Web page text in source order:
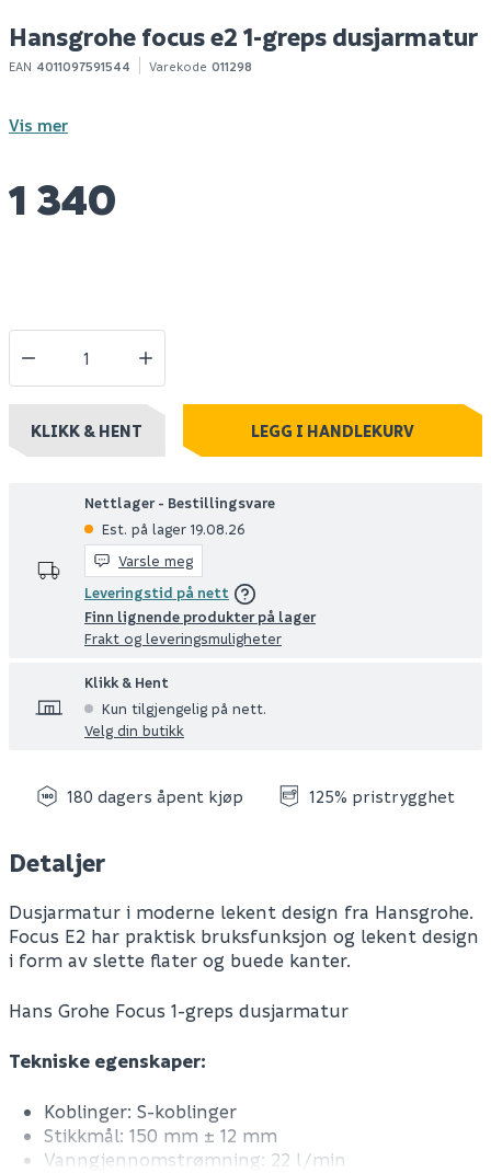
Hansgrohe focus e2 1-greps dusjarmatur
EAN 4011097591544 Varekode 011298
Vis mer
1 340
KLIKK & HENT LEGG I HANDLEKURV
Nettlager - Bestillingsvare
Est. på lager 19.08.26
Varsle meg
Leveringstid på nett
Finn lignende produkter på lager
Frakt og leveringsmuligheter
Klikk & Hent
Kun tilgjengelig på nett.
Velg din butikk
180 dagers åpent kjøp 125% pristrygghet
Detaljer
Dusjarmatur i moderne lekent design fra Hansgrohe.
Focus E2 har praktisk bruksfunksjon og lekent design
i form av slette flater og buede kanter.
Hans Grohe Focus 1-greps dusjarmatur
Tekniske egenskaper:
Koblinger: S-koblinger
Stikkmål: 150 mm ± 12 mm
Vanngjennomstrømning: 22 l/min